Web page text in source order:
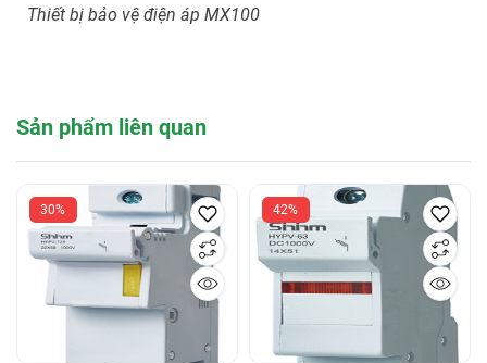
Thiết bị bảo vệ điện áp MX100
Sản phẩm liên quan
30% 42%